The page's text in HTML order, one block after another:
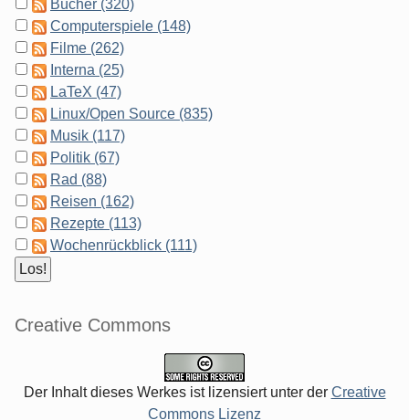
Bücher (320)
Computerspiele (148)
Filme (262)
Interna (25)
LaTeX (47)
Linux/Open Source (835)
Musik (117)
Politik (67)
Rad (88)
Reisen (162)
Rezepte (113)
Wochenrückblick (111)
Creative Commons
Der Inhalt dieses Werkes ist lizensiert unter der Creative
Commons Lizenz